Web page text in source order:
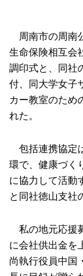
周南市の周南
生命保険相互会
調印式と、同社
付、同大学女子
カー教室のため
れた。
包括連携協定
環で、健康づく
に協力して活動
と同社徳山支社
私の地元応援
に会社供出金を
尚執行役員中国